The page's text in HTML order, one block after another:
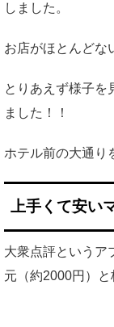
しました。
お店がほとんどな
とりあえず様子を
ました！！
ホテル前の大通り
上手くて安い
大衆点評というア
元（約2000円）と